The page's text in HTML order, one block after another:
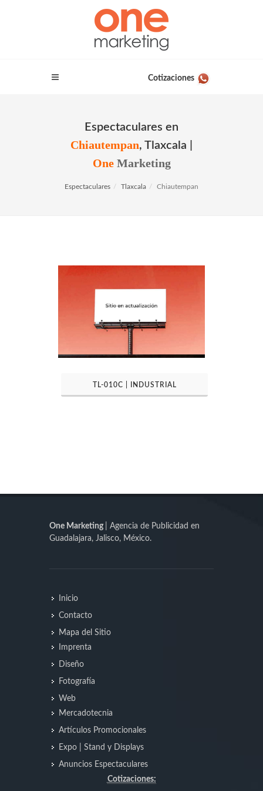
Cotizaciones
Espectaculares en
Chiautempan, Tlaxcala |
One Marketing
Espectaculares Tlaxcala Chiautempan
TL-010C | INDUSTRIAL
One Marketing
| Agencia de Publicidad en
Guadalajara, Jalisco, México.
Inicio
Contacto
Mapa del Sitio
Imprenta
Diseño
Fotografía
Web
Mercadotecnia
Artículos Promocionales
Expo | Stand y Displays
Anuncios Espectaculares
Cotizaciones: